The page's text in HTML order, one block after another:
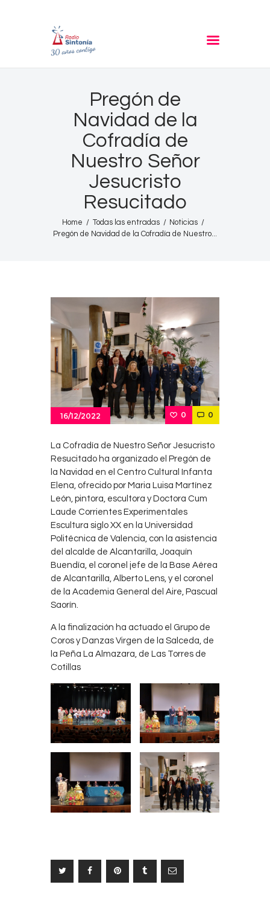
Pregón de
Navidad de la
Cofradía de
Nuestro Señor
Jesucristo
Resucitado
Home Todas las entradas
Noticias
Pregón de Navidad de la Cofradía de Nuestro...
RADIO SINTONIA
Informativos
Entrevistas
Noticias
Podcast
PROGRAMACIÓN
Nuestra Historia
Contacto
16/12/2022 0 0
La Cofradía de Nuestro Señor Jesucristo
Resucitado ha organizado el Pregón de
la Navidad en el Centro Cultural Infanta
Elena, ofrecido por Maria Luisa Martínez
León, pintora, escultora y Doctora Cum
Laude Corrientes Experimentales
Escultura siglo XX en la Universidad
Politécnica de Valencia, con la asistencia
del alcalde de Alcantarilla, Joaquín
Buendía, el coronel jefe de la Base Aérea
de Alcantarilla, Alberto Lens, y el coronel
de la Academia General del Aire, Pascual
Saorín.
A la finalización ha actuado el Grupo de
Coros y Danzas Virgen de la Salceda, de
la Peña La Almazara, de Las Torres de
Cotillas